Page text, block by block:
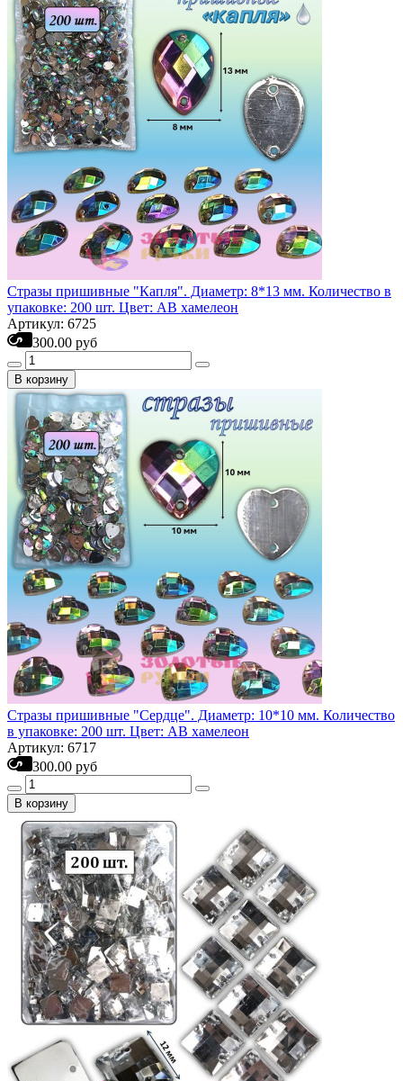
Стразы пришивные "Капля". Диаметр: 8*13 мм. Количество в
упаковке: 200 шт. Цвет: АВ хамелеон
Артикул: 6725
300.00 руб
В корзину
Стразы пришивные "Сердце". Диаметр: 10*10 мм. Количество
в упаковке: 200 шт. Цвет: АВ хамелеон
Артикул: 6717
300.00 руб
В корзину